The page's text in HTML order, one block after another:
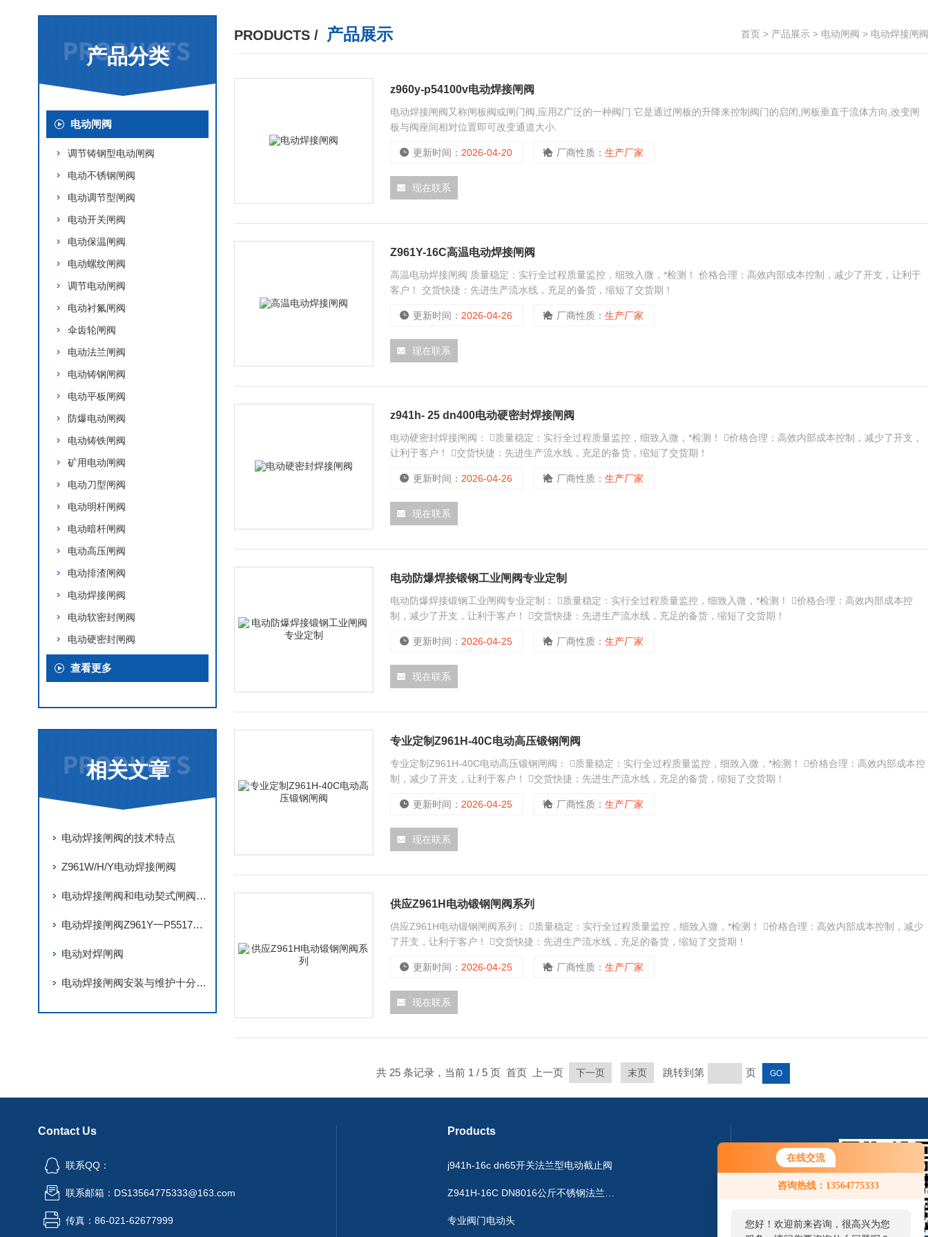
在线交流
咨询热线：13564775333
您好！欢迎前来咨询，很高兴为您
产品分类
电动闸阀
调节铸钢型电动闸阀
电动不锈钢闸阀
电动调节型闸阀
电动开关闸阀
电动保温闸阀
电动螺纹闸阀
调节电动闸阀
电动衬氟闸阀
伞齿轮闸阀
电动法兰闸阀
电动铸钢闸阀
电动平板闸阀
防爆电动闸阀
电动铸铁闸阀
矿用电动闸阀
电动刀型闸阀
电动明杆闸阀
电动暗杆闸阀
电动高压闸阀
电动排渣闸阀
电动焊接闸阀
电动软密封闸阀
电动硬密封闸阀
查看更多
相关文章
电动焊接闸阀的技术特点
Z961W/H/Y电动焊接闸阀
电动焊接闸阀和电动契式闸阀是一种吗
电动焊接闸阀Z961Y一P55170VDN150
电动对焊闸阀
电动焊接闸阀安装与维护十分严谨
PRODUCTS / 产品展示 首页 > 产品展示 > 电动闸阀 > 电动焊接闸阀
z960y-p54100v电动焊接闸阀
电动焊接闸阀又称闸板阀或闸门阀,应用Z广泛的一种阀门.它是通过闸板的升降来控制阀门的启闭,闸板垂直于流体方向,改变闸
板与阀座间相对位置即可改变通道大小.
更新时间： 2026-04-20 厂商性质： 生产厂家
现在联系
Z961Y-16C高温电动焊接闸阀
高温电动焊接闸阀 质量稳定：实行全过程质量监控，细致入微，*检测！ 价格合理：高效内部成本控制，减少了开支，让利于
客户！ 交货快捷：先进生产流水线，充足的备货，缩短了交货期！
更新时间： 2026-04-26 厂商性质： 生产厂家
现在联系
z941h- 25 dn400电动硬密封焊接闸阀
电动硬密封焊接闸阀： 质量稳定：实行全过程质量监控，细致入微，*检测！ 价格合理：高效内部成本控制，减少了开支，
让利于客户！ 交货快捷：先进生产流水线，充足的备货，缩短了交货期！
更新时间： 2026-04-26 厂商性质： 生产厂家
现在联系
电动防爆焊接锻钢工业闸阀专业定制
电动防爆焊接锻钢工业闸阀专业定制： 质量稳定：实行全过程质量监控，细致入微，*检测！ 价格合理：高效内部成本控
制，减少了开支，让利于客户！ 交货快捷：先进生产流水线，充足的备货，缩短了交货期！
更新时间： 2026-04-25 厂商性质： 生产厂家
现在联系
专业定制Z961H-40C电动高压锻钢闸阀
专业定制Z961H-40C电动高压锻钢闸阀： 质量稳定：实行全过程质量监控，细致入微，*检测！ 价格合理：高效内部成本控
制，减少了开支，让利于客户！ 交货快捷：先进生产流水线，充足的备货，缩短了交货期！
更新时间： 2026-04-25 厂商性质： 生产厂家
现在联系
供应Z961H电动锻钢闸阀系列
供应Z961H电动锻钢闸阀系列： 质量稳定：实行全过程质量监控，细致入微，*检测！ 价格合理：高效内部成本控制，减少
了开支，让利于客户！ 交货快捷：先进生产流水线，充足的备货，缩短了交货期！
更新时间： 2026-04-25 厂商性质： 生产厂家
现在联系
共 25 条记录，当前 1 / 5 页 首页 上一页 下一页 末页 跳转到第 页
Contact Us
联系QQ：
联系邮箱：DS13564775333@163.com
传真：86-021-62677999
Products
j941h-16c dn65开关法兰型电动截止阀
专业阀门电动头